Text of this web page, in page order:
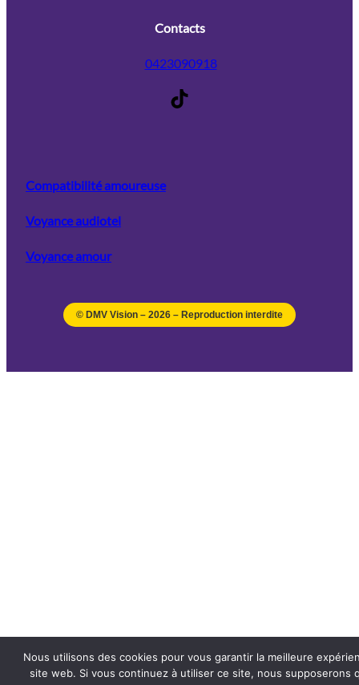
Contacts
0423090918
TikTok
Compatibilité amoureuse
Voyance audiotel
Voyance amour
© DMV Vision – 2026 – Reproduction interdite
Nous utilisons des cookies pour vous garantir la meilleure
site web. Si vous continuez à utiliser ce site, nous supposerons